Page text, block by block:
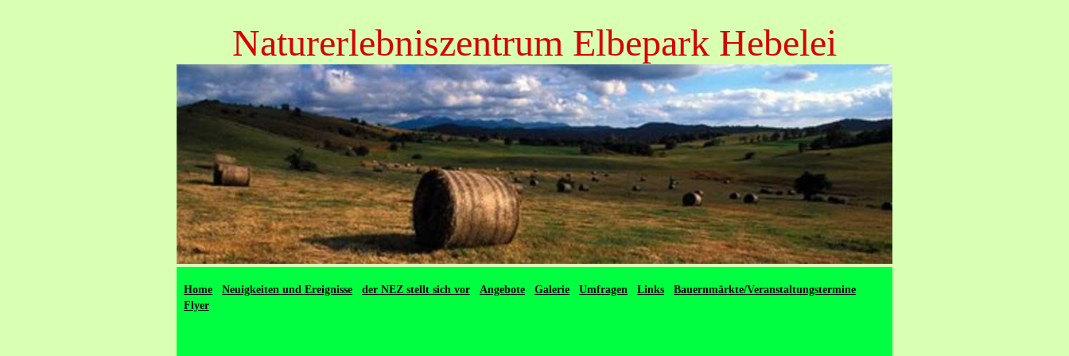
Naturerlebniszentrum Elbepark Hebelei
Home Neuigkeiten und Ereignisse der NEZ stellt sich vor Angebote Galerie Umfragen Links
Bauernmärkte/Veranstaltungstermine
Flyer